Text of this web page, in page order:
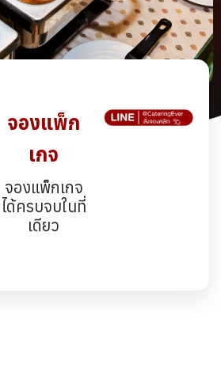
จองแพ็ก
เกจ
จองแพ็กเกจ
ได้ครบจบในที่
เดียว